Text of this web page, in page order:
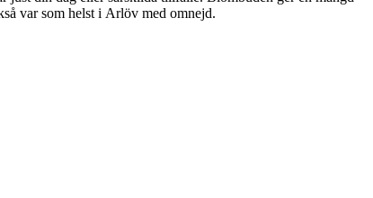
var som helst i Arlöv med omnejd.